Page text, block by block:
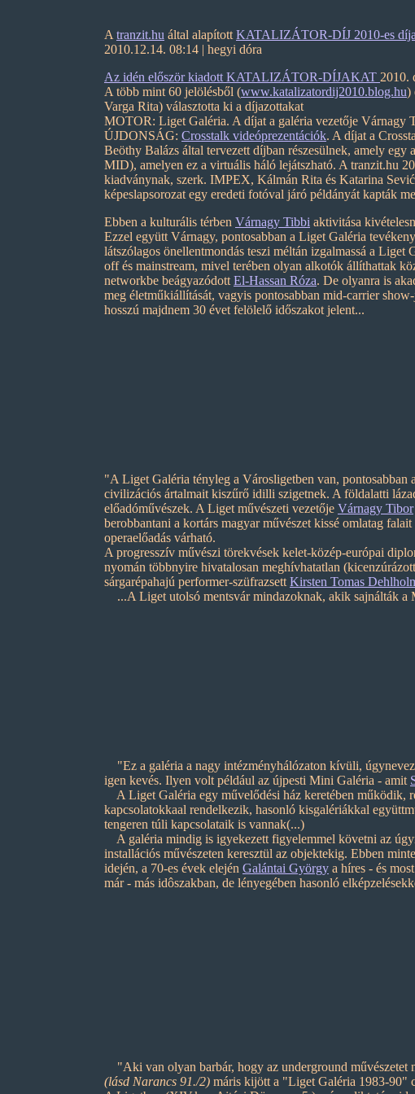
A tranzit.hu által alapított KATALIZÁTOR-DÍJ 2010-es
2010.12.14. 08:14 | hegyi dóra
Az idén először kiadott KATALIZÁTOR-DÍJAKAT 2010.
A több mint 60 jelölésből (www.katalizatordij2010.blog.hu)
Varga Rita) választotta ki a díjazottakat
MOTOR: Liget Galéria. A díjat a galéria vezetője Várnagy
ÚJDONSÁG: Crosstalk videóprezentációk. A díjat a
Beöthy Balázs által tervezett díjban részesülnek, amely
MID), amelyen ez a virtuális háló lejátszható. A tranzit.hu
kiadványnak, szerk. IMPEX, Kálmán Rita és Katarina
képeslapsorozat egy eredeti fotóval járó példányát kapták
Ebben a kulturális térben Várnagy Tibbi aktivitása
Ezzel együtt Várnagy, pontosabban a Liget Galéria
látszólagos önellentmondás teszi méltán izgalmassá a
off és mainstream, mivel terében olyan alkotók állíthattak
networkbe beágyazódott El-Hassan Róza. De olyanra is
meg életműkiállítását, vagyis pontosabban mid-carrier
hosszú majdnem 30 évet felölelő időszakot jelent...
"A Liget Galéria tényleg a Városligetben van, pontosabban
civilizációs ártalmait kiszűrő idilli szigetnek. A földalatti
előadóművészek. A Liget művészeti vezetője Várnagy Tibor
berobbantani a kortárs magyar művészet kissé omlatag
operaelőadás várható.
A progresszív művészi törekvések kelet-közép-európai
nyomán többnyire hivatalosan meghívhatatlan
sárgarépahajú performer-szüfrazsett Kirsten Tomas
...A Liget utolsó mentsvár mindazoknak, akik sajnálták a
"Ez a galéria a nagy intézményhálózaton kívüli,
igen kevés. Ilyen volt például az újpesti Mini Galéria - amit
A Liget Galéria egy művelődési ház keretében működik,
kapcsolatokkaal rendelkezik, hasonló kisgalériákkal
tengeren túli kapcsolataik is vannak(...)
A galéria mindig is igyekezett figyelemmel követni az
installációs művészeten keresztül az objektekig. Ebben
idején, a 70-es évek elején Galántai György a híres - és
már - más idôszakban, de lényegében hasonló
"Aki van olyan barbár, hogy az underground művészetet
(lásd Narancs 91./2) máris kijött a "Liget Galéria 1983-90"